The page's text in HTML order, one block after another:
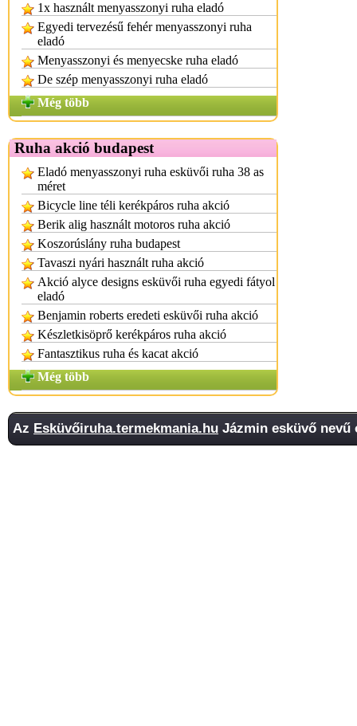
1x használt menyasszonyi ruha eladó
Egyedi tervezésű fehér menyasszonyi ruha
eladó
Menyasszonyi és menyecske ruha eladó
De szép menyasszonyi ruha eladó
Még több
Ruha akció budapest
Eladó menyasszonyi ruha esküvői ruha 38 as
méret
Bicycle line téli kerékpáros ruha akció
Berik alig használt motoros ruha akció
Koszorúslány ruha budapest
Tavaszi nyári használt ruha akció
Akció alyce designs esküvői ruha egyedi fátyol
eladó
Benjamin roberts eredeti esküvői ruha akció
Készletkisöprő kerékpáros ruha akció
Fantasztikus ruha és kacat akció
Még több
Az Esküvőiruha.termekmania.hu Jázmin esküvő